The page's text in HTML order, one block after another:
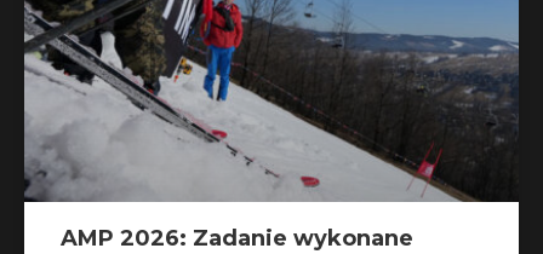
AMP 2026: Zadanie wykonane